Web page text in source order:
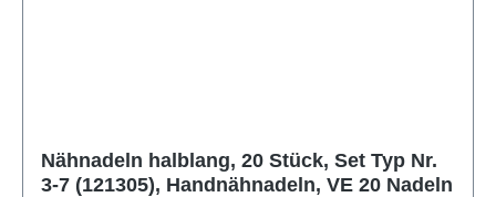
Nähnadeln halblang, 20 Stück, Set Typ Nr.
3-7 (121305), Handnähnadeln, VE 20 Nadeln